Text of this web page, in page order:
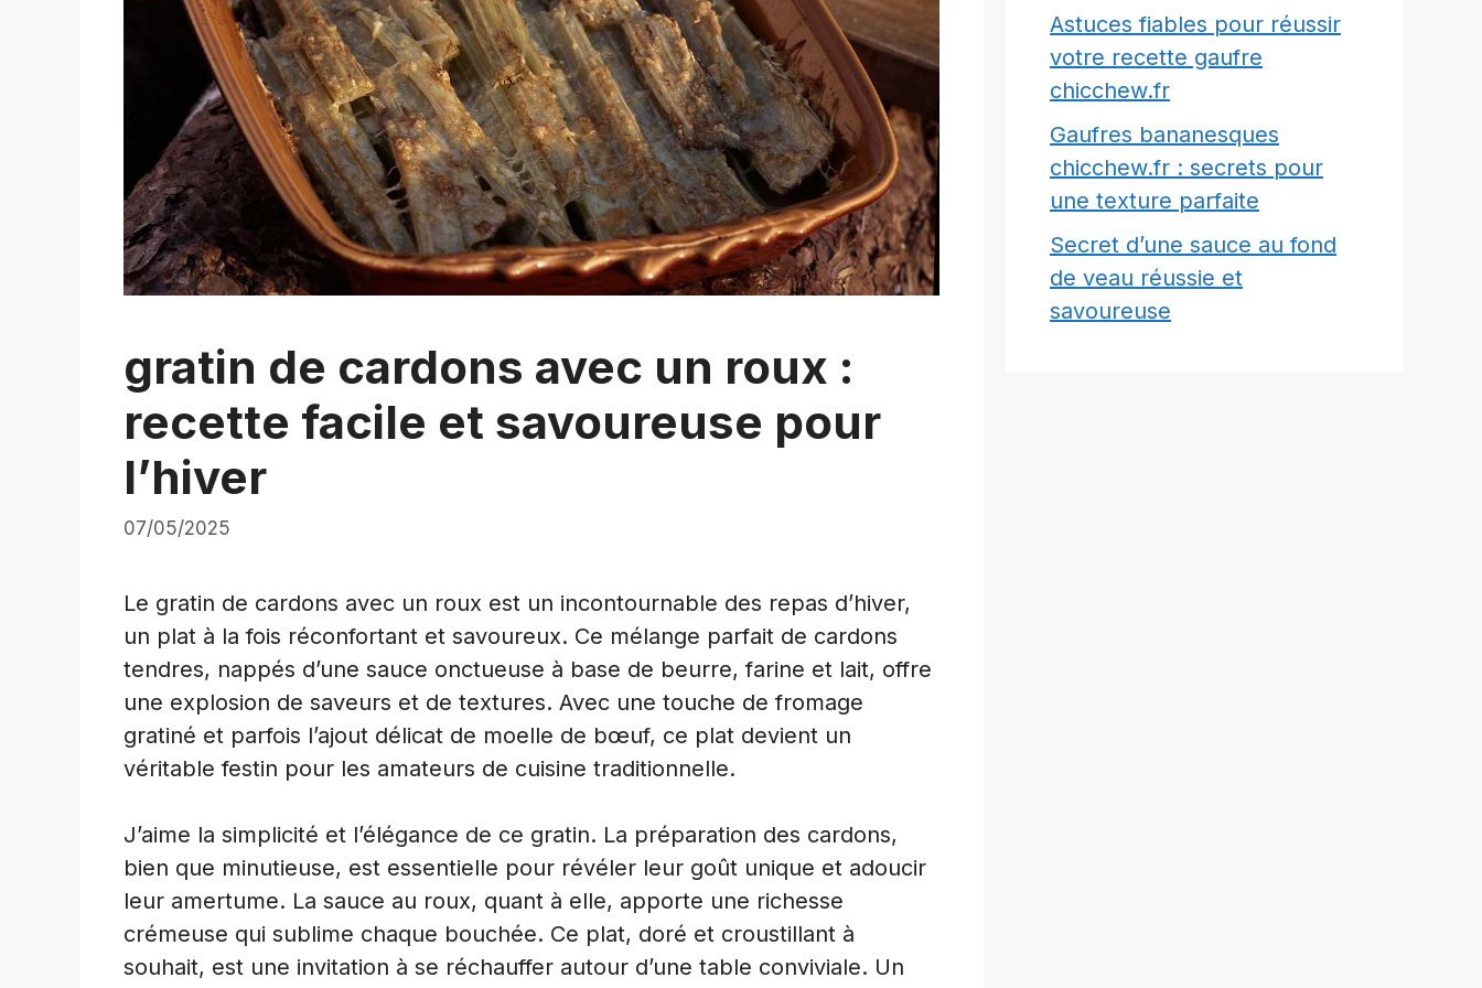
gratin de cardons avec un roux :
recette facile et savoureuse pour
l’hiver
07/05/2025
Le gratin de cardons avec un roux est un incontournable des repas d’hiver,
un plat à la fois réconfortant et savoureux. Ce mélange parfait de cardons
tendres, nappés d’une sauce onctueuse à base de beurre, farine et lait, offre
une explosion de saveurs et de textures. Avec une touche de fromage
gratiné et parfois l’ajout délicat de moelle de bœuf, ce plat devient un
véritable festin pour les amateurs de cuisine traditionnelle.
J’aime la simplicité et l’élégance de ce gratin. La préparation des cardons,
bien que minutieuse, est essentielle pour révéler leur goût unique et adoucir
leur amertume. La sauce au roux, quant à elle, apporte une richesse
crémeuse qui sublime chaque bouchée. Ce plat, doré et croustillant à
souhait, est une invitation à se réchauffer autour d’une table conviviale. Un
Astuces fiables pour réussir
votre recette gaufre
chicchew.fr
Gaufres bananesques
chicchew.fr : secrets pour
une texture parfaite
Secret d’une sauce au fond
de veau réussie et
savoureuse